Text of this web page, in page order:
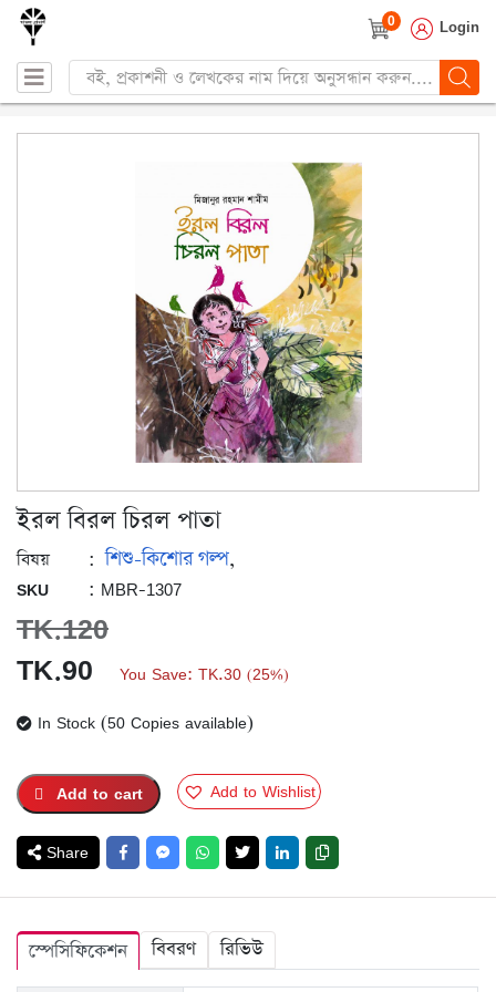
0 Login
Products
search
ইরল বিরল চিরল পাতা
বিষয় : শিশু-কিশোর গল্প,
SKU : MBR-1307
TK.120
Original
price
TK.120.
TK.90 Current
price
TK.90.
You Save: TK.30 (25%)
In Stock (50 Copies available)
Add to cart Add to Wishlist
Share
স্পেসিফিকেশন বিবরণ রিভিউ